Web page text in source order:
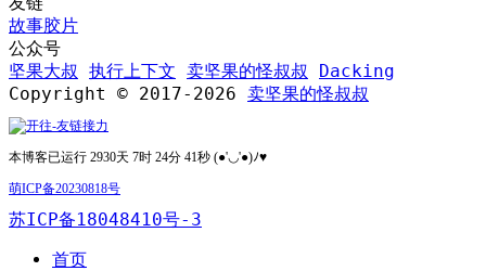
故事胶片
公众号
坚果大叔 执行上下文 卖坚果的怪叔叔
Dacking
Copyright © 2017-2026 卖坚果的怪叔叔
本博客已运行 2930天 7时 24分 41秒 (●'◡'●)ﾉ♥
萌ICP备20230818号
苏ICP备18048410号-3
首页